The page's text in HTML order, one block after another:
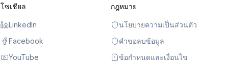
โซเชียล
LinkedIn
Facebook
YouTube
กฎหมาย
นโยบายความเป็นส่วนตัว
คำขอลบข้อมูล
ข้อกำหนดและเงื่อนไข